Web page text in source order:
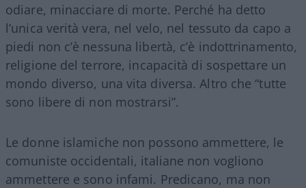
odiare, minacciare di morte. Perché ha detto
l’unica verità vera, nel velo, nel tessuto da capo a
piedi non c’è nessuna libertà, c’è indottrinamento,
religione del terrore, incapacità di sospettare un
mondo diverso, una vita diversa. Altro che “tutte
sono libere di non mostrarsi”.
Le donne islamiche non possono ammettere, le
comuniste occidentali, italiane non vogliono
ammettere e sono infami. Predicano, ma non